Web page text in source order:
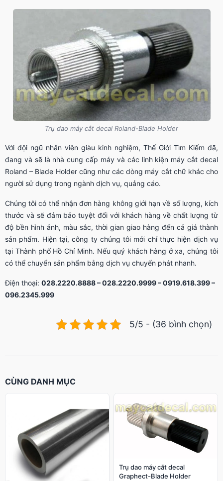
Trụ dao máy cắt decal Roland-Blade Holder
Với đội ngũ nhân viên giàu kinh nghiệm, Thế Giới Tìm Kiếm đã,
đang và sẽ là nhà cung cấp máy và các linh kiện máy cắt decal
Roland – Blade Holder cũng như các dòng máy cắt chữ khác cho
người sử dụng trong ngành dịch vụ, quảng cáo.
Chúng tôi có thể nhận đơn hàng không giới hạn về số lượng, kích
thước và sẽ đảm bảo tuyệt đối với khách hàng về chất lượng từ
độ bền hình ảnh, màu sắc, thời gian giao hàng đến cả giá thành
sản phẩm. Hiện tại, công ty chúng tôi mới chỉ thực hiện dịch vụ
tại Thành phố Hồ Chí Minh. Nếu quý khách hàng ở xa, chúng tôi
có thể chuyển sản phẩm bằng dịch vụ chuyển phát nhanh.
Điện thoại: 028.2220.8888 – 028.2220.9999 – 0919.618.399 –
096.2345.999
5/5 - (36 bình chọn)
CÙNG DANH MỤC
Trụ dao máy cắt decal
Graphect-Blade Holder